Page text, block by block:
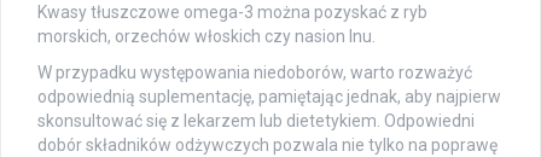
Kwasy tłuszczowe omega-3 można pozyskać z ryb
morskich, orzechów włoskich czy nasion lnu.
W przypadku występowania niedoborów, warto rozważyć
odpowiednią suplementację, pamiętając jednak, aby najpierw
skonsultować się z lekarzem lub dietetykiem. Odpowiedni
dobór składników odżywczych pozwala nie tylko na poprawę